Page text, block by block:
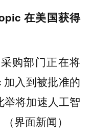
在美国获得
购部门正在将
加入到被批准的
举将加速人工智
界面新闻）